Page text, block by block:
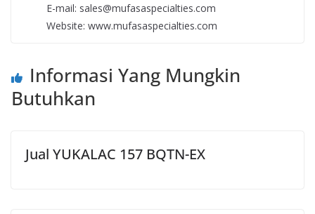
E-mail: sales@mufasaspecialties.com
Website: www.mufasaspecialties.com
Informasi Yang Mungkin
Butuhkan
Jual YUKALAC 157 BQTN-EX